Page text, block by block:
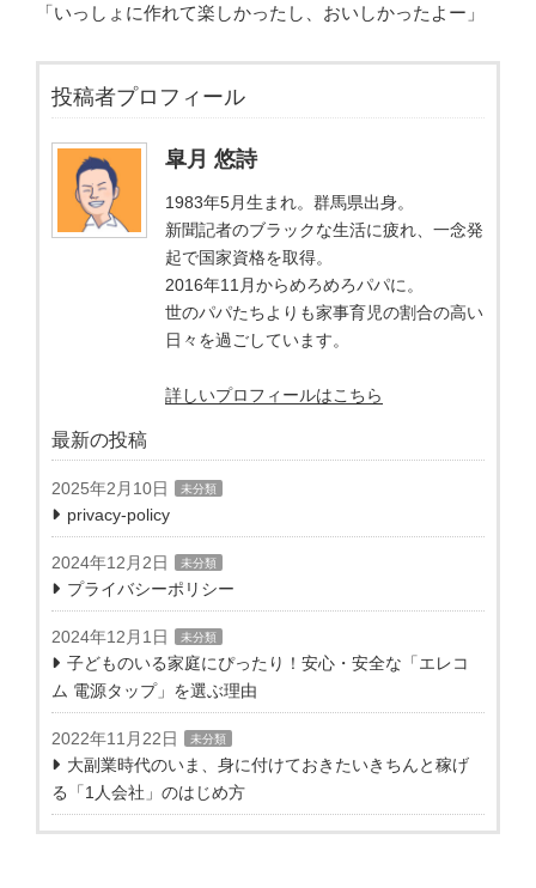
「いっしょに作れて楽しかったし、おいしかったよー」
投稿者プロフィール
皐月 悠詩
1983年5月生まれ。群馬県出身。
新聞記者のブラックな生活に疲れ、一念発
起で国家資格を取得。
2016年11月からめろめろパパに。
世のパパたちよりも家事育児の割合の高い
日々を過ごしています。
詳しいプロフィールはこちら
最新の投稿
2025年2月10日 未分類
privacy-policy
2024年12月2日 未分類
プライバシーポリシー
2024年12月1日 未分類
子どものいる家庭にぴったり！安心・安全な「エレコ
ム 電源タップ」を選ぶ理由
2022年11月22日 未分類
大副業時代のいま、身に付けておきたいきちんと稼げ
る「1人会社」のはじめ方